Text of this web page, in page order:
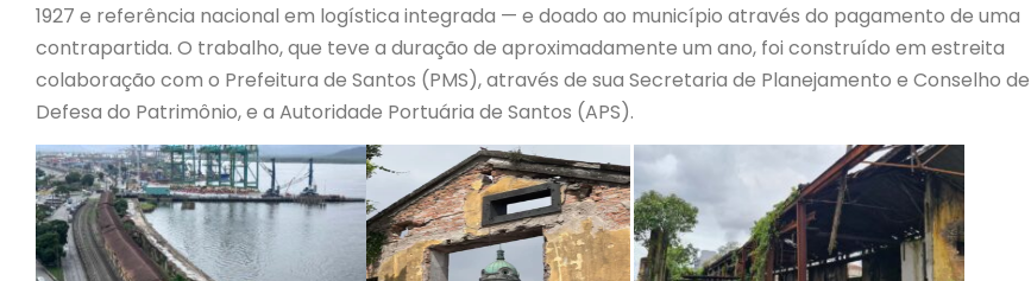
1927 e referência nacional em logística integrada — e doado ao município através do pagamento de uma
contrapartida. O trabalho, que teve a duração de aproximadamente um ano, foi construído em estreita
colaboração com o Prefeitura de Santos (PMS), através de sua Secretaria de Planejamento e Conselho de
Defesa do Patrimônio, e a Autoridade Portuária de Santos (APS).